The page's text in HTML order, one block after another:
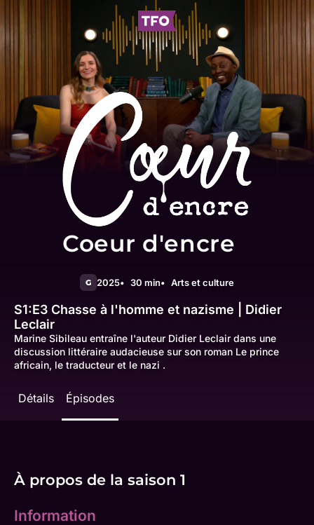
Coeur d'encre
G 2025 30 min Arts et culture
S1:E3 Chasse à l'homme et nazisme | Didier
Leclair
Marine Sibileau entraîne l'auteur Didier Leclair dans une
discussion littéraire audacieuse sur son roman Le prince
africain, le traducteur et le nazi .
Détails Épisodes
À propos de la saison 1
Information